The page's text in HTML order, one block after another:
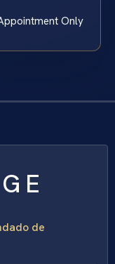
Only
de